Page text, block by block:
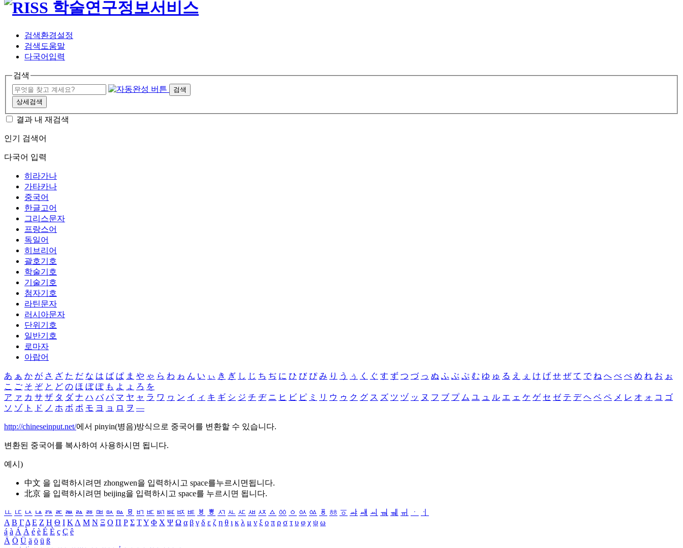
검색환경설정
검색도움말
다국어입력
검색
검색
상세검색
결과 내 재검색
인기 검색어
다국어 입력
히라가나
가타카나
중국어
한글고어
그리스문자
프랑스어
독일어
히브리어
괄호기호
학술기호
기술기호
첨자기호
라틴문자
러시아문자
단위기호
일반기호
로마자
아랍어
あ ぁ か が さ ざ た だ な は ば ぱ ま や ゃ ら わ ゎ ん い ぃ き ぎ し じ ち ぢ に ひ び ぴ み り う ぅ く ぐ す ず つ づ っ ぬ ふ ぶ ぷ む ゆ ゅ る え ぇ け げ せ ぜ て で ね へ べ ぺ め れ お ぉ
こ ご そ ぞ と ど の ほ ぼ ぽ も よ ょ ろ を
ア ァ カ サ ザ タ ダ ナ ハ バ パ マ ヤ ャ ラ ワ ヮ ン イ ィ キ ギ シ ジ チ ヂ ニ ヒ ビ ピ ミ リ ウ ゥ ク グ ス ズ ツ ヅ ッ ヌ フ ブ プ ム ユ ュ ル エ ェ ケ ゲ セ ゼ テ デ ヘ ベ ペ メ レ オ ォ コ ゴ
ソ ゾ ト ド ノ ホ ボ ポ モ ヨ ョ ロ ヲ ―
http://chineseinput.net/에서 pinyin(병음)방식으로 중국어를 변환할 수 있습니다.
변환된 중국어를 복사하여 사용하시면 됩니다.
예시)
中文 을 입력하시려면 zhongwen을 입력하시고 space를누르시면됩니다.
北京 을 입력하시려면 beijing을 입력하시고 space를 누르시면 됩니다.
ㅥ ㅦ ㅧ ㅨ ㅩ ㅪ ㅫ ㅬ ㅭ ㅮ ㅯ ㅰ ㅱ ㅲ ㅳ ㅴ ㅵ ㅶ ㅷ ㅸ ㅹ ㅺ ㅻ ㅼ ㅽ ㅾ ㅿ ㆀ ㆁ ㆂ ㆃ ㆄ ㆅ ㆆ ㆇ ㆈ ㆉ ㆊ ㆋ ㆌ ㆍ
ㆎ
Α Β ΓΔ Ε Ζ Η Θ Ι ΚΛ Μ Ν Ξ Ο Π Ρ Σ ΤΥ Φ Χ Ψ Ω α β γ δ ε ζ η θ ι κ λ μ ν ξ ο π ρ σ τ υ φ χ ψ ω
á à Á À é è É È ç Ç ê
Ä Ö Ü ä ö ü ß